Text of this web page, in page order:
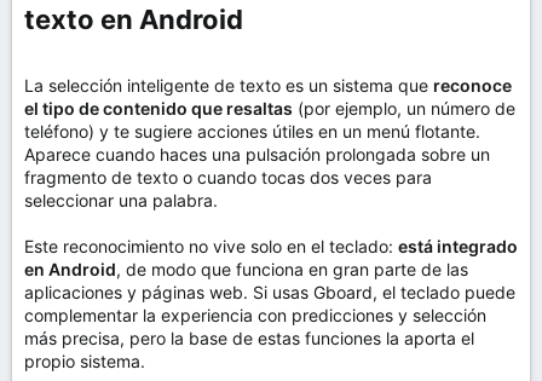
texto en Android​
La selección inteligente de texto es un sistema que reconoce
el tipo de contenido que resaltas (por ejemplo, un número de
teléfono) y te sugiere acciones útiles en un menú flotante.
Aparece cuando haces una pulsación prolongada sobre un
fragmento de texto o cuando tocas dos veces para
seleccionar una palabra.
Este reconocimiento no vive solo en el teclado: está integrado
en Android, de modo que funciona en gran parte de las
aplicaciones y páginas web. Si usas Gboard, el teclado puede
complementar la experiencia con predicciones y selección
más precisa, pero la base de estas funciones la aporta el
propio sistema.